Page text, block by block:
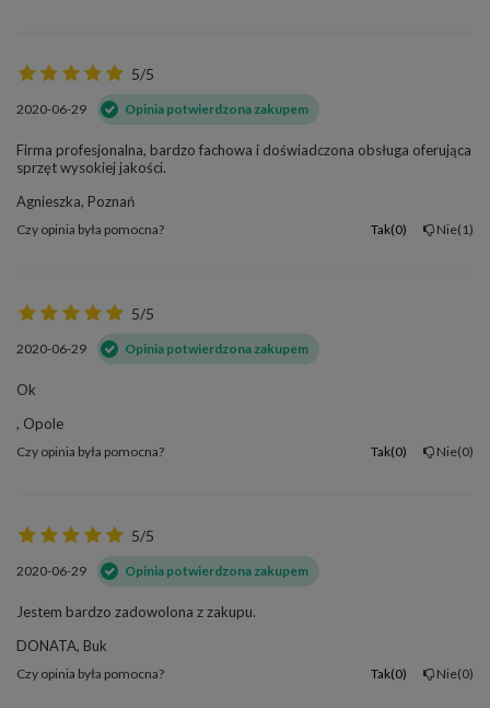
5/5
2020-06-29 Opinia potwierdzona zakupem
Firma profesjonalna, bardzo fachowa i doświadczona obsługa oferująca
sprzęt wysokiej jakości.
Agnieszka, Poznań
Czy opinia była pomocna? Tak 0 Nie 1
5/5
2020-06-29 Opinia potwierdzona zakupem
Ok
, Opole
Czy opinia była pomocna? Tak 0 Nie 0
5/5
2020-06-29 Opinia potwierdzona zakupem
Jestem bardzo zadowolona z zakupu.
DONATA, Buk
Czy opinia była pomocna? Tak 0 Nie 0